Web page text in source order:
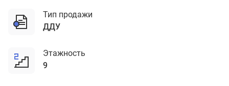
Тип продажи
ДДУ
Этажность
9